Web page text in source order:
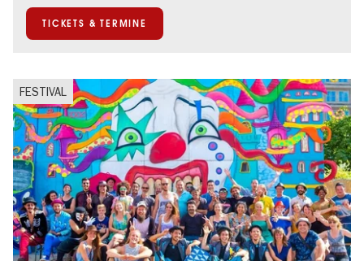
TICKETS & TERMINE
FESTIVAL